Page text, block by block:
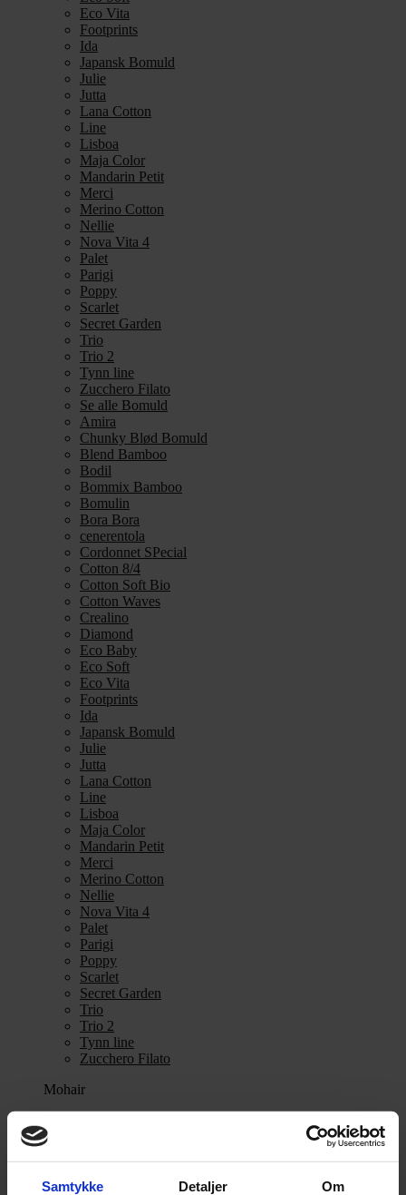
Samtykke Detaljer Om
Eco Vita
Footprints
Ida
Japansk Bomuld
Julie
Jutta
Lana Cotton
Line
Lisboa
Maja Color
Mandarin Petit
Merci
Merino Cotton
Nellie
Nova Vita 4
Palet
Parigi
Poppy
Scarlet
Secret Garden
Trio
Trio 2
Tynn line
Zucchero Filato
Se alle Bomuld
Amira
Chunky Blød Bomuld
Blend Bamboo
Bodil
Bommix Bamboo
Bomulin
Bora Bora
cenerentola
Cordonnet SPecial
Cotton 8/4
Cotton Soft Bio
Cotton Waves
Crealino
Diamond
Eco Baby
Eco Soft
Eco Vita
Footprints
Ida
Japansk Bomuld
Julie
Jutta
Lana Cotton
Line
Lisboa
Maja Color
Mandarin Petit
Merci
Merino Cotton
Nellie
Nova Vita 4
Palet
Parigi
Poppy
Scarlet
Secret Garden
Trio
Trio 2
Tynn line
Zucchero Filato
Mohair
Desiderio